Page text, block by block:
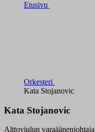
Etusivu
Orkesteri
Kata Stojanovic
Kata Stojanovic
Alttoviulun varaäänenjohtaja